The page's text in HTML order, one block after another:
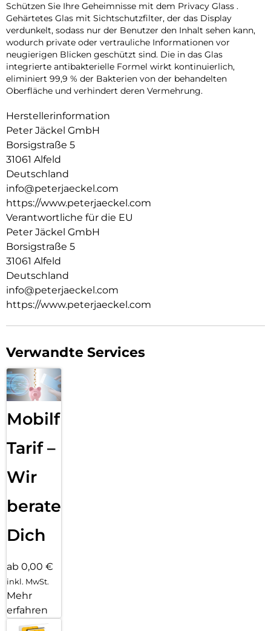
Schützen Sie Ihre Geheimnisse mit dem Privacy Glass .
Gehärtetes Glas mit Sichtschutzfilter, der das Display
verdunkelt, sodass nur der Benutzer den Inhalt sehen kann,
wodurch private oder vertrauliche Informationen vor
neugierigen Blicken geschützt sind. Die in das Glas
integrierte antibakterielle Formel wirkt kontinuierlich,
eliminiert 99,9 % der Bakterien von der behandelten
Oberfläche und verhindert deren Vermehrung.
Herstellerinformation
Peter Jäckel GmbH
Borsigstraße 5
31061 Alfeld
Deutschland
info@peterjaeckel.com
https://www.peterjaeckel.com
Verantwortliche für die EU
Peter Jäckel GmbH
Borsigstraße 5
31061 Alfeld
Deutschland
info@peterjaeckel.com
https://www.peterjaeckel.com
Verwandte Services
Mobilfunk
Tarif –
Wir
beraten
Dich
ab 0,00 €
inkl. MwSt.
Mehr
erfahren